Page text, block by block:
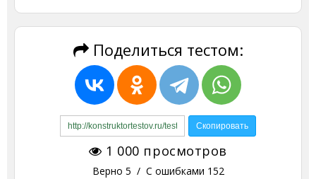
Поделиться тестом:
1 000 просмотров
Верно 5 / С ошибками 152